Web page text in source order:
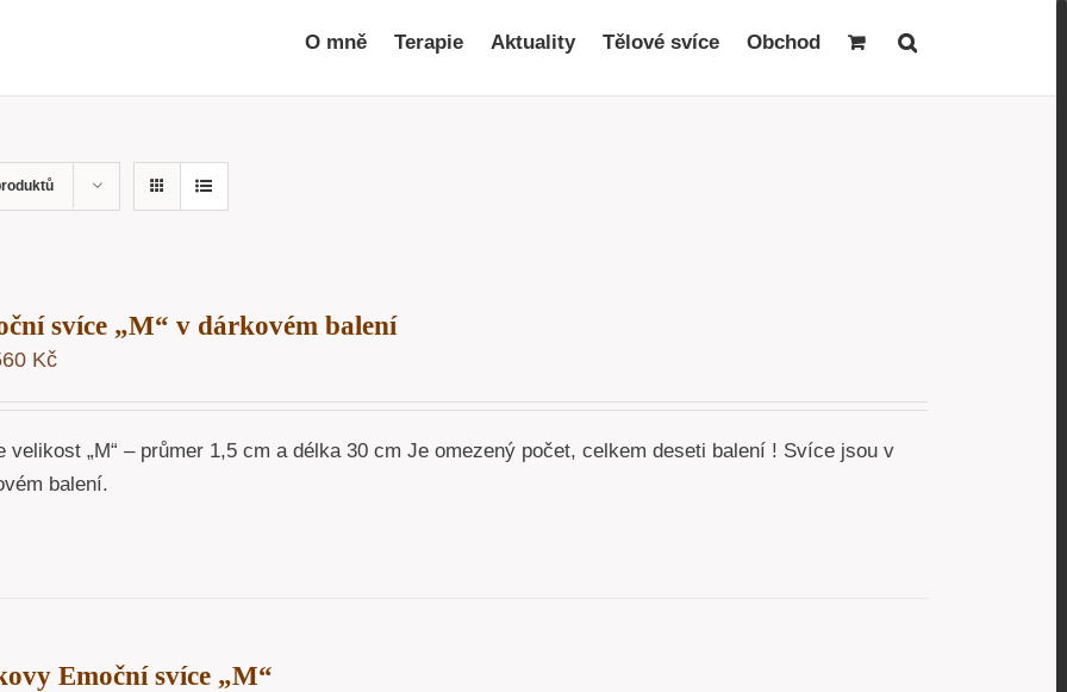
O mně Terapie Aktuality Tělové svíce Obchod
svíce „M“ v dárkovém balení
Kč
velikost „M“ – průmer 1,5 cm a délka 30 cm Je omezený počet, celkem deseti balení ! Svíce jsou v
balení.
Emoční svíce „M“